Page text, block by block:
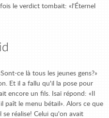
le verdict tombait: «l'Éternel
ce là tous les jeunes gens?»
Et il a fallu qu'il la pose pour
encore un fils. Isaï répond: «Il
paît le menu bétail». Alors ce que
se réalise! Celui qu'on avait